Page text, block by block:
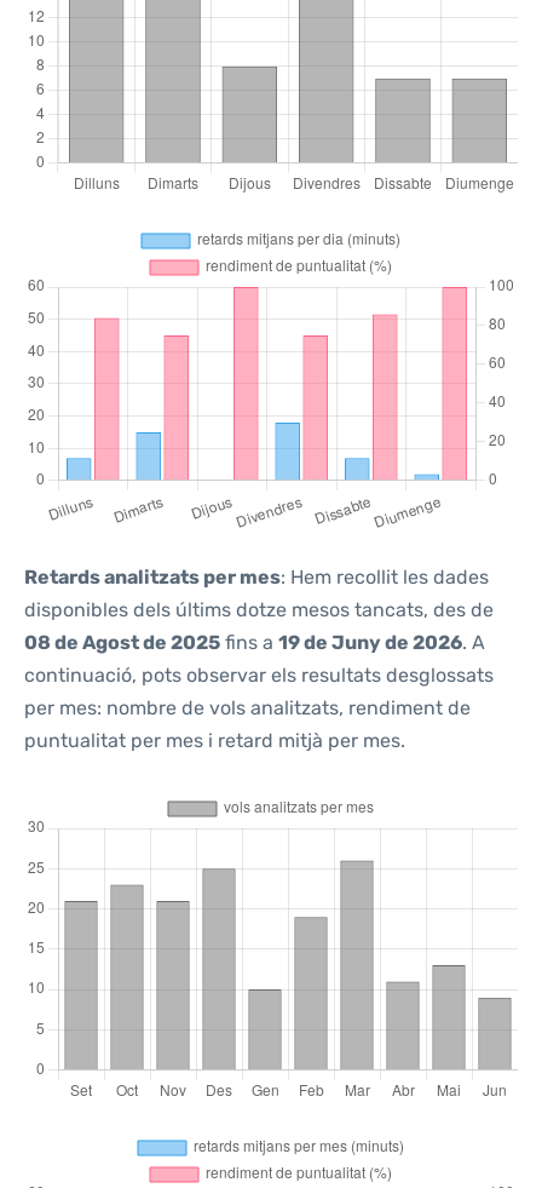
Retards analitzats per mes: Hem recollit les dades
disponibles dels últims dotze mesos tancats, des de
08 de Agost de 2025 fins a 19 de Juny de 2026. A
continuació, pots observar els resultats desglossats
per mes: nombre de vols analitzats, rendiment de
puntualitat per mes i retard mitjà per mes.